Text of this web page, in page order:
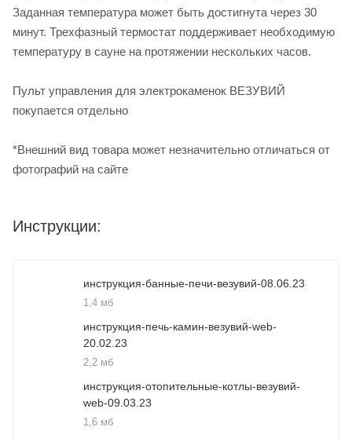
Заданная температура может быть достигнута через 30
минут. Трехфазный термостат поддерживает необходимую
температуру в сауне на протяжении нескольких часов.
Пульт управления для электрокаменок ВЕЗУВИЙ
покупается отдельно
*Внешний вид товара может незначительно отличаться от
фотографий на сайте
Инструкции:
инструкция-банные-печи-везувий-08.06.23
1,4 мб
инструкция-печь-камин-везувий-web-
20.02.23
2,2 мб
инструкция-отопительные-котлы-везувий-
web-09.03.23
1,6 мб